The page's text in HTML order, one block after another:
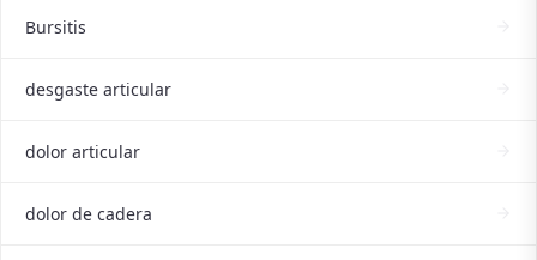
Bursitis
desgaste articular
dolor articular
dolor de cadera